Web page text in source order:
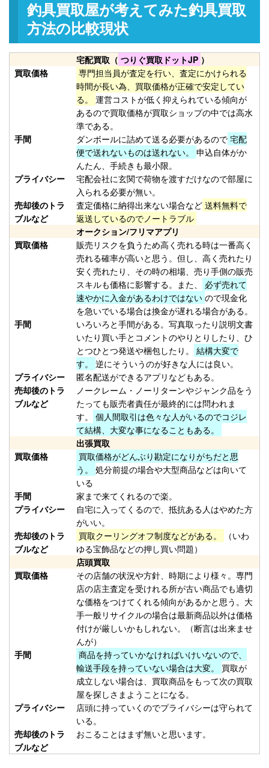
使用
釣具買取クーポンturi20260221-
05（2026/03/31迄）
2026/02/21
Orvis オービス フライリール
CFO123 未使用
釣具買取クーポンturi20260214-
（2026/02/28迄）
27,000円
2026/02/14
Orvis オービス フライリール
CFO III 未使用
釣具買取クーポンturi20260214-
（2026/02/28迄）
24,000円
2026/02/14
Orvis オービス フライリール
CFO IV 未使用
釣具買取クーポンturi20260214-
03（2026/02/28迄）
17,500円
Orvis オービス フライリール
MACH V 未使用
釣具買取クーポンturi20260214-
（2026/02/28迄）
10,000円
2026/02/14
Orvis オービス フライリール
BATTENKILL DISC 7/8 ディスク
未使用
釣具買取クーポンturi20260214-
（2026/02/28迄）
5,500円
2026/02/14
ホンデックス PS-800GP 魚探 未
使用
釣具買取クーポン
plamo20260124-
01（2026/02/28迄）
49,000円
2026/01/24
ホンデックス HE-71GPⅡ 魚探 未
釣具買取クーポン
plamo20260124-
02（2026/02/28迄）
37,500円
2026/01/24
ホンデックス HE-81GPⅢ 魚探 未
使用
釣具買取クーポン
plamo20260124-
（2026/02/28迄）
36,000円
2026/01/24
ホンデックス PS-610C-WP ワカ
サギパック 魚探 未使用
釣具買取クーポン
plamo20260124-
（2026/02/28迄）
28,500円
2026/01/24
ホンデックス PS-501CN 魚探 未
釣具買取クーポン
plamo20260124-
05 （2026/02/28迄）
15,000円
ABU カーディナル33 CDL 未使用
57,000円
釣具買取屋が考えてみた釣具買取
方法の比較現状
宅配買取（ つりぐ買取ドットJP ）
買取価格
専門担当員が査定を行い、査定にかけられる
時間が長い為、買取価格が正確で安定してい
る。 運営コストが低く抑えられている傾向が
あるので買取価格が買取ショップの中では高水
準である。
手間
ダンボールに詰めて送る必要があるので 宅配
便で送れないものは送れない。 申込自体がか
んたん、手続きも最小限。
プライバシー
宅配会社に玄関で荷物を渡すだけなので部屋に
入られる必要が無い。
売却後のトラ
ブルなど
査定価格に納得出来ない場合など 送料無料で
返送しているのでノートラブル
オークション/フリマアプリ
買取価格
販売リスクを負うため高く売れる時は一番高く
売れる確率が高いと思う。但し、高く売れたり
安く売れたり、その時の相場、売り手側の販売
スキルも価格に影響する。また、
必ず売れて
速やかに入金があるわけではない ので現金化
を急いでいる場合は換金が遅れる場合がある。
手間
いろいろと手間がある。写真取ったり説明文書
いたり買い手とコメントのやりとりしたり、ひ
とつひとつ発送や梱包したり。
結構大変で
す。 逆にそういうのが好きな人には良い。
プライバシー
匿名配送ができるアプリなどもある。
売却後のトラ
ブルなど
ノークレーム・ノーリターンやジャンク品をう
たっても販売者責任が最終的には問われま
す。
個人間取引は色々な人がいるのでコジレ
て結構、大変な事になることもある。
出張買取
買取価格
買取価格がどんぶり勘定になりがちだと思
う。 処分前提の場合や大型商品などは向いて
いる
手間
家まで来てくれるので楽。
プライバシー
自宅に入ってくるので、抵抗ある人はやめた方
がいい。
売却後のトラ
ブルなど
買取クーリングオフ制度などがある。
（いわ
ゆる宝飾品などの押し買い問題）
店頭買取
買取価格
その店舗の状況や方針、時期により様々。専門
店の店主査定を受けれる所が古い商品でも適切
な価格をつけてくれる傾向があるかと思う。大
手一般リサイクルの場合は最新商品以外は価格
付けが厳しいかもしれない。（断言は出来ませ
んが）
手間
商品を持っていかなければいけいないので、
輸送手段を持っていない場合は大変。 買取が
成立しない場合は、買取商品をもって次の買取
屋を探しさまようことになる。
プライバシー
店頭に持っていくのでプライバシーは守られて
いる。
売却後のトラ
ブルなど
おこることはまず無いと思います。